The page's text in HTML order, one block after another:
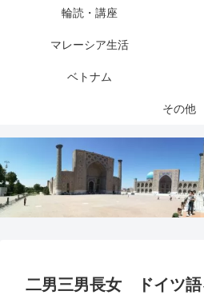
輪読・講座
マレーシア生活
ベトナム
その他
二男三男長女 ドイツ語